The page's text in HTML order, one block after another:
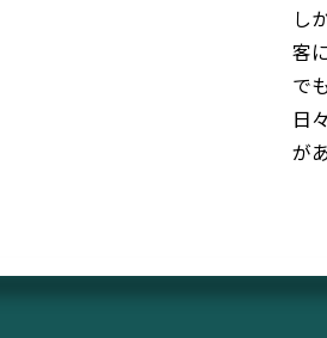
し
客
で
日
が